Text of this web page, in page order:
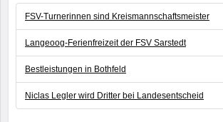
FSV-Turnerinnen sind Kreismannschaftsmeister
Langeoog-Ferienfreizeit der FSV Sarstedt
Bestleistungen in Bothfeld
Niclas Legler wird Dritter bei Landesentscheid